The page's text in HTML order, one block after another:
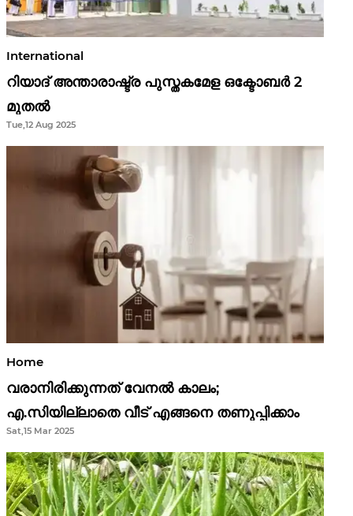
International
റിയാദ് അന്താരാഷ്ട്ര പുസ്തകമേള ഒക്ടോബർ 2
മുതൽ
Tue,12 Aug 2025
Home
വരാനിരിക്കുന്നത് വേനൽ കാലം;
എ.സിയില്ലാതെ വീട് എങ്ങനെ തണുപ്പിക്കാം
Sat,15 Mar 2025